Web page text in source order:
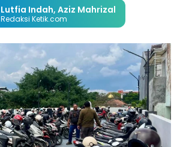
Lutfia Indah, Aziz Mahrizal
Redaksi Ketik.com